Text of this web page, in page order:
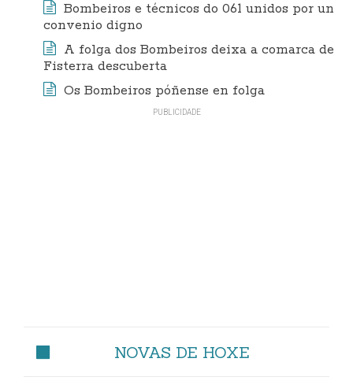
Bombeiros e técnicos do 061 unidos por un
convenio digno
A folga dos Bombeiros deixa a comarca de
Fisterra descuberta
Os Bombeiros póñense en folga
NOVAS DE HOXE